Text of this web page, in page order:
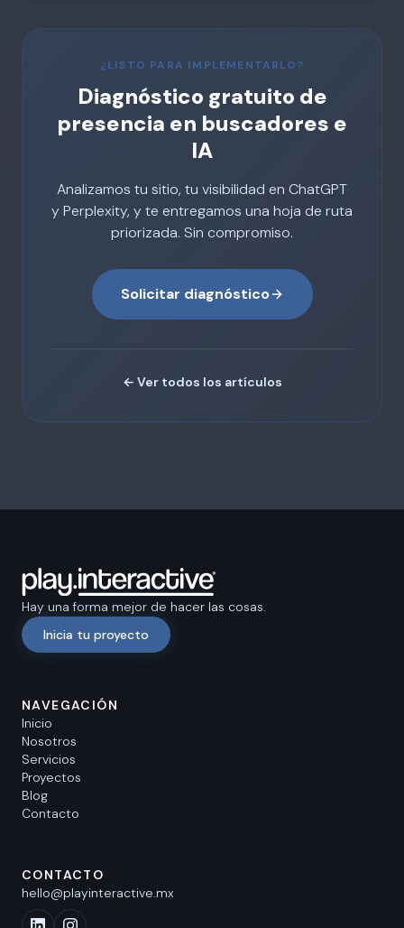
¿LISTO PARA IMPLEMENTARLO?
Diagnóstico gratuito de
presencia en buscadores e
IA
Analizamos tu sitio, tu visibilidad en ChatGPT
y Perplexity, y te entregamos una hoja de ruta
priorizada. Sin compromiso.
Solicitar diagnóstico
← Ver todos los artículos
Hay una forma mejor de hacer las cosas.
Inicia tu proyecto
NAVEGACIÓN
Inicio
Nosotros
Servicios
Proyectos
Blog
Contacto
CONTACTO
hello@playinteractive.mx